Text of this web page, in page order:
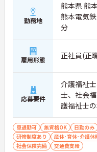
勤務地
熊本県 熊
熊本電気
分
雇用形態 正社員(正
応募要件
介護福祉
士、社会
護福祉士
は不要だ
は必要
車通勤可 無資格OK 日勤のみ
研修制度あり
産休･育休･介護休
社会保険完備
交通費支給